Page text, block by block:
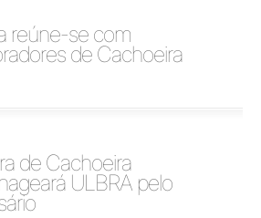
reúne-se com
de Cachoeira
de Cachoeira
ULBRA pelo